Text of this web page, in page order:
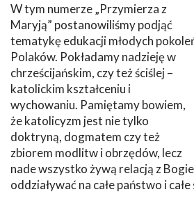
W tym numerze „Przymierza z
Maryją” postanowiliśmy podjąć
tematykę edukacji młodych
Polaków. Pokładamy nadzieję w
chrześcijańskim, czy też ściślej –
katolickim kształceniu i
wychowaniu. Pamiętamy bowiem,
że katolicyzm jest nie tylko
doktryną, dogmatem czy też
zbiorem modlitw i obrzędów, lecz
nade wszystko żywą relacją z
oddziaływać na całe państwo i